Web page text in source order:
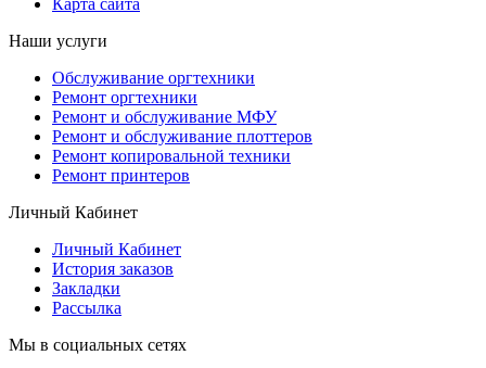
Наши услуги
Обслуживание оргтехники
Ремонт оргтехники
Ремонт и обслуживание МФУ
Ремонт и обслуживание плоттеров
Ремонт копировальной техники
Ремонт принтеров
Личный Кабинет
Личный Кабинет
История заказов
Закладки
Рассылка
Мы в социальных сетях